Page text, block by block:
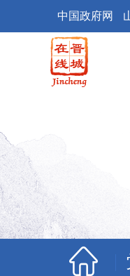
中国政府网